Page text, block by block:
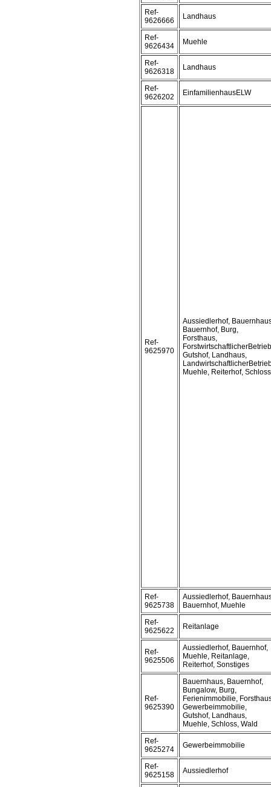
Ref-
9626666
Landhaus
Ref-
9626434
Muehle
Ref-
9626318
Landhaus
Ref-
9626202
EinfamilienhausELW
Ref-
9625970
Aussiedlerhof,
Bauernhof, Burg,
Forsthaus,
Gutshof, Landhaus,
Muehle, Reiterhof, Schloss
Ref-
9625738
Aussiedlerhof,
Bauernhof, Muehle
Ref-
9625622
Reitanlage
Ref-
9625506
Aussiedlerhof, Bauernhof,
Muehle, Reitanlage,
Reiterhof, Sonstiges
Ref-
9625390
Bauernhaus, Bauernhof,
Bungalow, Burg,
Ferienimmobilie,
Gewerbeimmobilie,
Gutshof, Landhaus,
Muehle, Schloss, Wald
Ref-
9625274
Gewerbeimmobilie
Ref-
9625158
Aussiedlerhof